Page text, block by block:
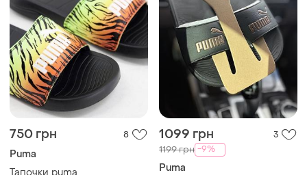
750 грн 8
Puma
1099 грн 3
1199 грн -9%
Puma